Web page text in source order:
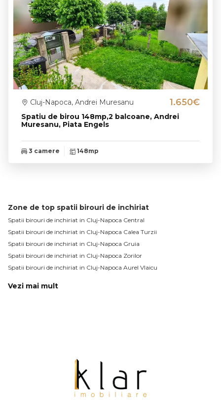
Spatiu de birou 148mp,2 balcoane, Andrei
Muresanu, Piata Engels
Cluj-Napoca, Andrei Muresanu 1.650€
3 camere 148mp
Zone de top spatii birouri de inchiriat
Spatii birouri de inchiriat in Cluj-Napoca Central
Spatii birouri de inchiriat in Cluj-Napoca Calea Turzii
Spatii birouri de inchiriat in Cluj-Napoca Gruia
Spatii birouri de inchiriat in Cluj-Napoca Zorilor
Spatii birouri de inchiriat in Cluj-Napoca Aurel Vlaicu
Spatii birouri de inchiriat 2 camere
Spatii birouri de inchiriat 3 camere
Spatii birouri de inchiriat 4 camere
Vezi mai mult